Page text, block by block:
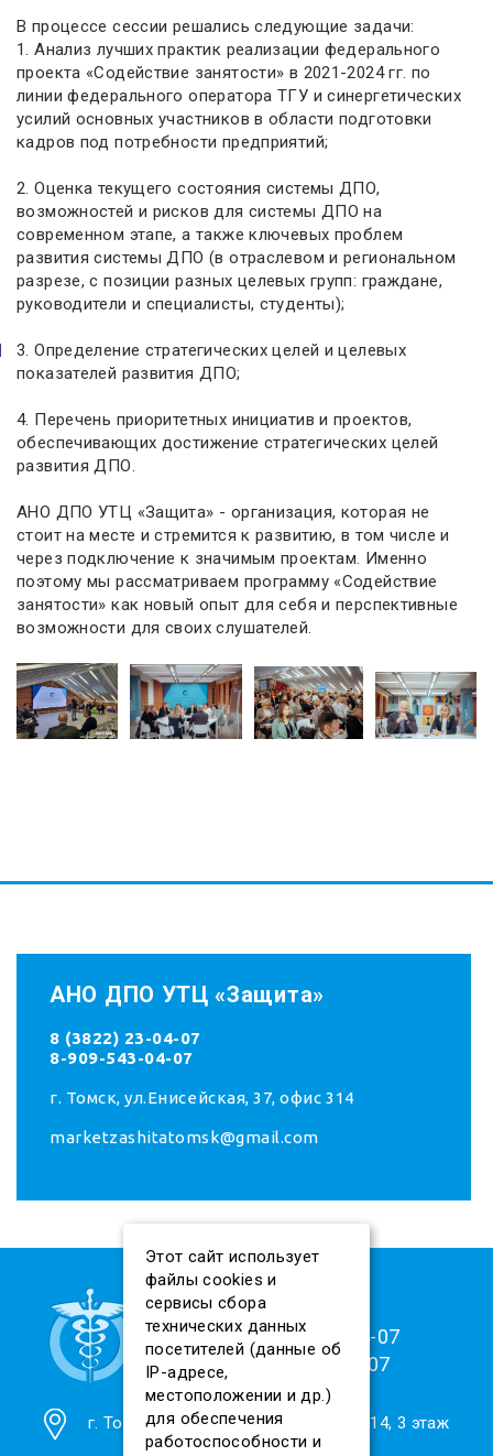
В процессе сессии решались следующие задачи:
1. Анализ лучших практик реализации федерального
проекта «Содействие занятости» в 2021-2024 гг. по
линии федерального оператора ТГУ и синергетических
усилий основных участников в области подготовки
кадров под потребности предприятий;
2. Оценка текущего состояния системы ДПО,
возможностей и рисков для системы ДПО на
современном этапе, а также ключевых проблем
развития системы ДПО (в отраслевом и региональном
разрезе, с позиции разных целевых групп: граждане,
руководители и специалисты, студенты);
3. Определение стратегических целей и целевых
показателей развития ДПО;
4. Перечень приоритетных инициатив и проектов,
обеспечивающих достижение стратегических целей
развития ДПО.
АНО ДПО УТЦ «Защита» - организация, которая не
стоит на месте и стремится к развитию, в том числе и
через подключение к значимым проектам. Именно
поэтому мы рассматриваем программу «Содействие
занятости» как новый опыт для себя и перспективные
возможности для своих слушателей.
АНО ДПО УТЦ «Защита»
8 (3822) 23-04-07
8-909-543-04-07
г. Томск, ул.Енисейская, 37, офис 314
marketzashitatomsk@gmail.com
8 (909) 543-04-07
8(3822)23-04-07
г. Томск, ул. Енисейская, 37, офис 314, 3 этаж
Этот сайт использует
файлы cookies и
сервисы сбора
технических данных
посетителей (данные об
IP-адресе,
местоположении и др.)
для обеспечения
работоспособности и